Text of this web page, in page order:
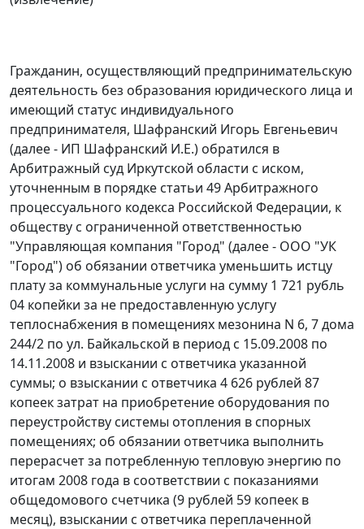
Гражданин, осуществляющий предпринимательскую
деятельность без образования юридического лица и
имеющий статус индивидуального
предпринимателя, Шафранский Игорь Евгеньевич
(далее - ИП Шафранский И.Е.) обратился в
Арбитражный суд Иркутской области с иском,
уточненным в порядке статьи 49Арбитражного
процессуального кодекса Российской Федерации, к
обществу с ограниченной ответственностью
"Управляющая компания "Город" (далее - ООО "УК
"Город") об обязании ответчика уменьшить истцу
плату за коммунальные услуги на сумму 1 721 рубль
04 копейки за не предоставленную услугу
теплоснабжения в помещениях мезонина N 6, 7 дома
244/2 по ул. Байкальской в период с 15.09.2008 по
14.11.2008 и взыскании с ответчика указанной
суммы; о взыскании с ответчика 4 626 рублей 87
копеек затрат на приобретение оборудования по
переустройству системы отопления в спорных
помещениях; об обязании ответчика выполнить
перерасчет за потребленную тепловую энергию по
итогам 2008 года в соответствии с показаниями
общедомового счетчика (9 рублей 59 копеек в
месяц), взыскании с ответчика переплаченной